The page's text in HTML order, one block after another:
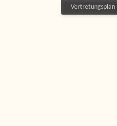
Vertretungsplan